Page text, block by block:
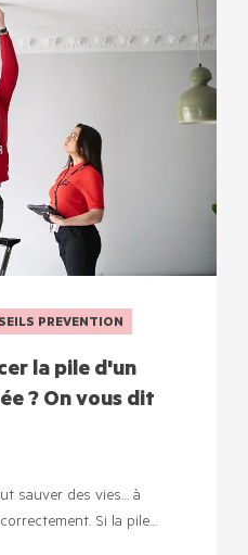
PREVENTION
la pile d'un
? On vous dit
sauver des vies… à
Si la pile…